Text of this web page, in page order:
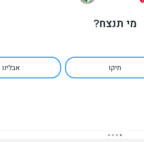
מי תנצח?
תיקו אבלינו